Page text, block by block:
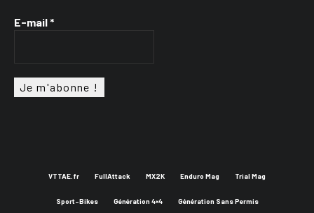
E-mail*
VTTAE.fr FullAttack MX2K Enduro Mag Trial Mag
Sport-Bikes Génération 4×4 Génération Sans Permis